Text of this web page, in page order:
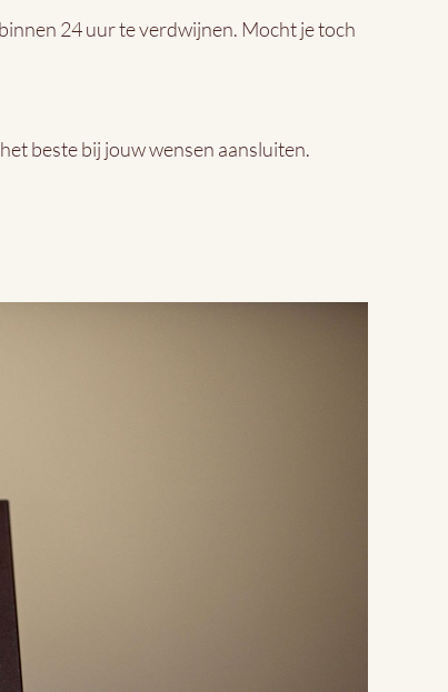
24 uur te verdwijnen. Mocht je toch
beste bij jouw wensen aansluiten.